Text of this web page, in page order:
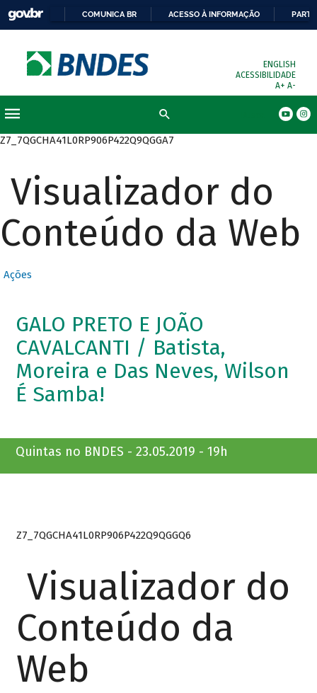
COMUNICA BR ACESSO À INFORMAÇÃO
ENGLISH
ACESSIBILIDADE
A+ A-
Z7_7QGCHA41L0RP906P422Q9QGGA7
Visualizador do
Conteúdo da Web
Ações
GALO PRETO E JOÃO
CAVALCANTI / Batista,
Moreira e Das Neves, Wilson
É Samba!
Quintas no BNDES - 23.05.2019 - 19h
Z7_7QGCHA41L0RP906P422Q9QGGQ6
Visualizador do
Conteúdo da
Web